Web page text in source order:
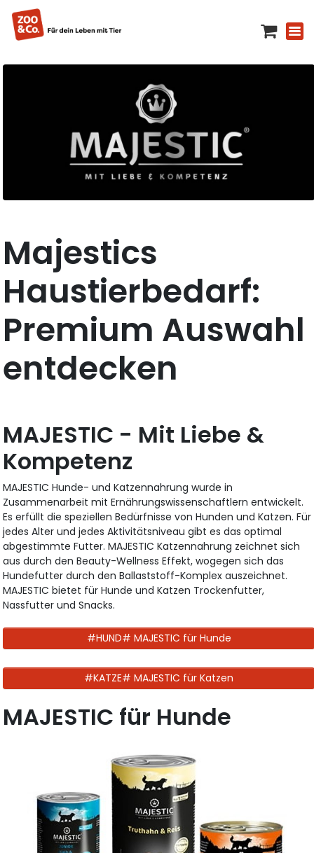
Majestics
Haustierbedarf:
Premium Auswahl
entdecken
MAJESTIC - Mit Liebe &
Kompetenz
MAJESTIC Hunde- und Katzennahrung wurde in
Zusammenarbeit mit Ernährungswissenschaftlern entwickelt.
Es erfüllt die speziellen Bedürfnisse von Hunden und Katzen. Für
jedes Alter und jedes Aktivitätsniveau gibt es das optimal
abgestimmte Futter. MAJESTIC Katzennahrung zeichnet sich
aus durch den Beauty-Wellness Effekt, wogegen sich das
Hundefutter durch den Ballaststoff-Komplex auszeichnet.
MAJESTIC bietet für Hunde und Katzen Trockenfutter,
Nassfutter und Snacks.
#HUND# MAJESTIC für Hunde
#KATZE# MAJESTIC für Katzen
MAJESTIC für Hunde